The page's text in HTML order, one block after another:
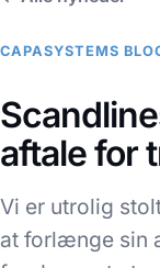
CAPASYSTEMS
aftale for
Vi er utrolig
at forlænge sin